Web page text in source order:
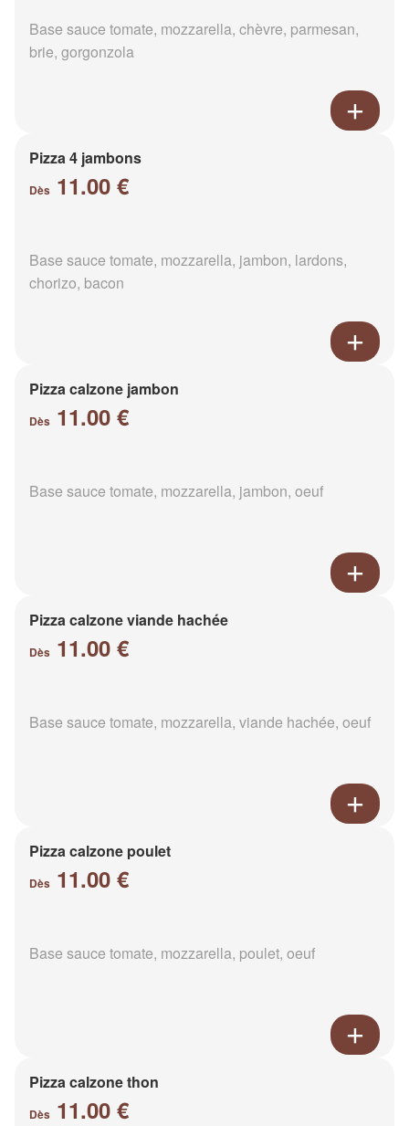
Base sauce tomate, mozzarella, chèvre, parmesan,
brie, gorgonzola
Pizza 4 jambons
Dès 11.00 €
Base sauce tomate, mozzarella, jambon, lardons,
chorizo, bacon
Pizza calzone jambon
Dès 11.00 €
Base sauce tomate, mozzarella, jambon, oeuf
Pizza calzone viande hachée
Dès 11.00 €
Base sauce tomate, mozzarella, viande hachée, oeuf
Pizza calzone poulet
Dès 11.00 €
Base sauce tomate, mozzarella, poulet, oeuf
Pizza calzone thon
Dès 11.00 €